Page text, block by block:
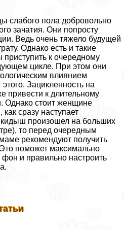
слабого пола добровольно
зачатия. Они попросту
Ведь очень тяжело будущей
Однако есть и такие
к очередному
цикле. При этом они
влиянием
Зацикленность на
привести к длительному
Однако стоит женщине
сразу наступает
произошел на больших
то перед очередным
рекомендуют получить
поможет максимально
и правильно настроить